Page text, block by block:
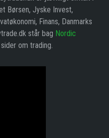
Børsen, Jyske Invest,
Finans, Danmarks
står bag Nordic
om trading.